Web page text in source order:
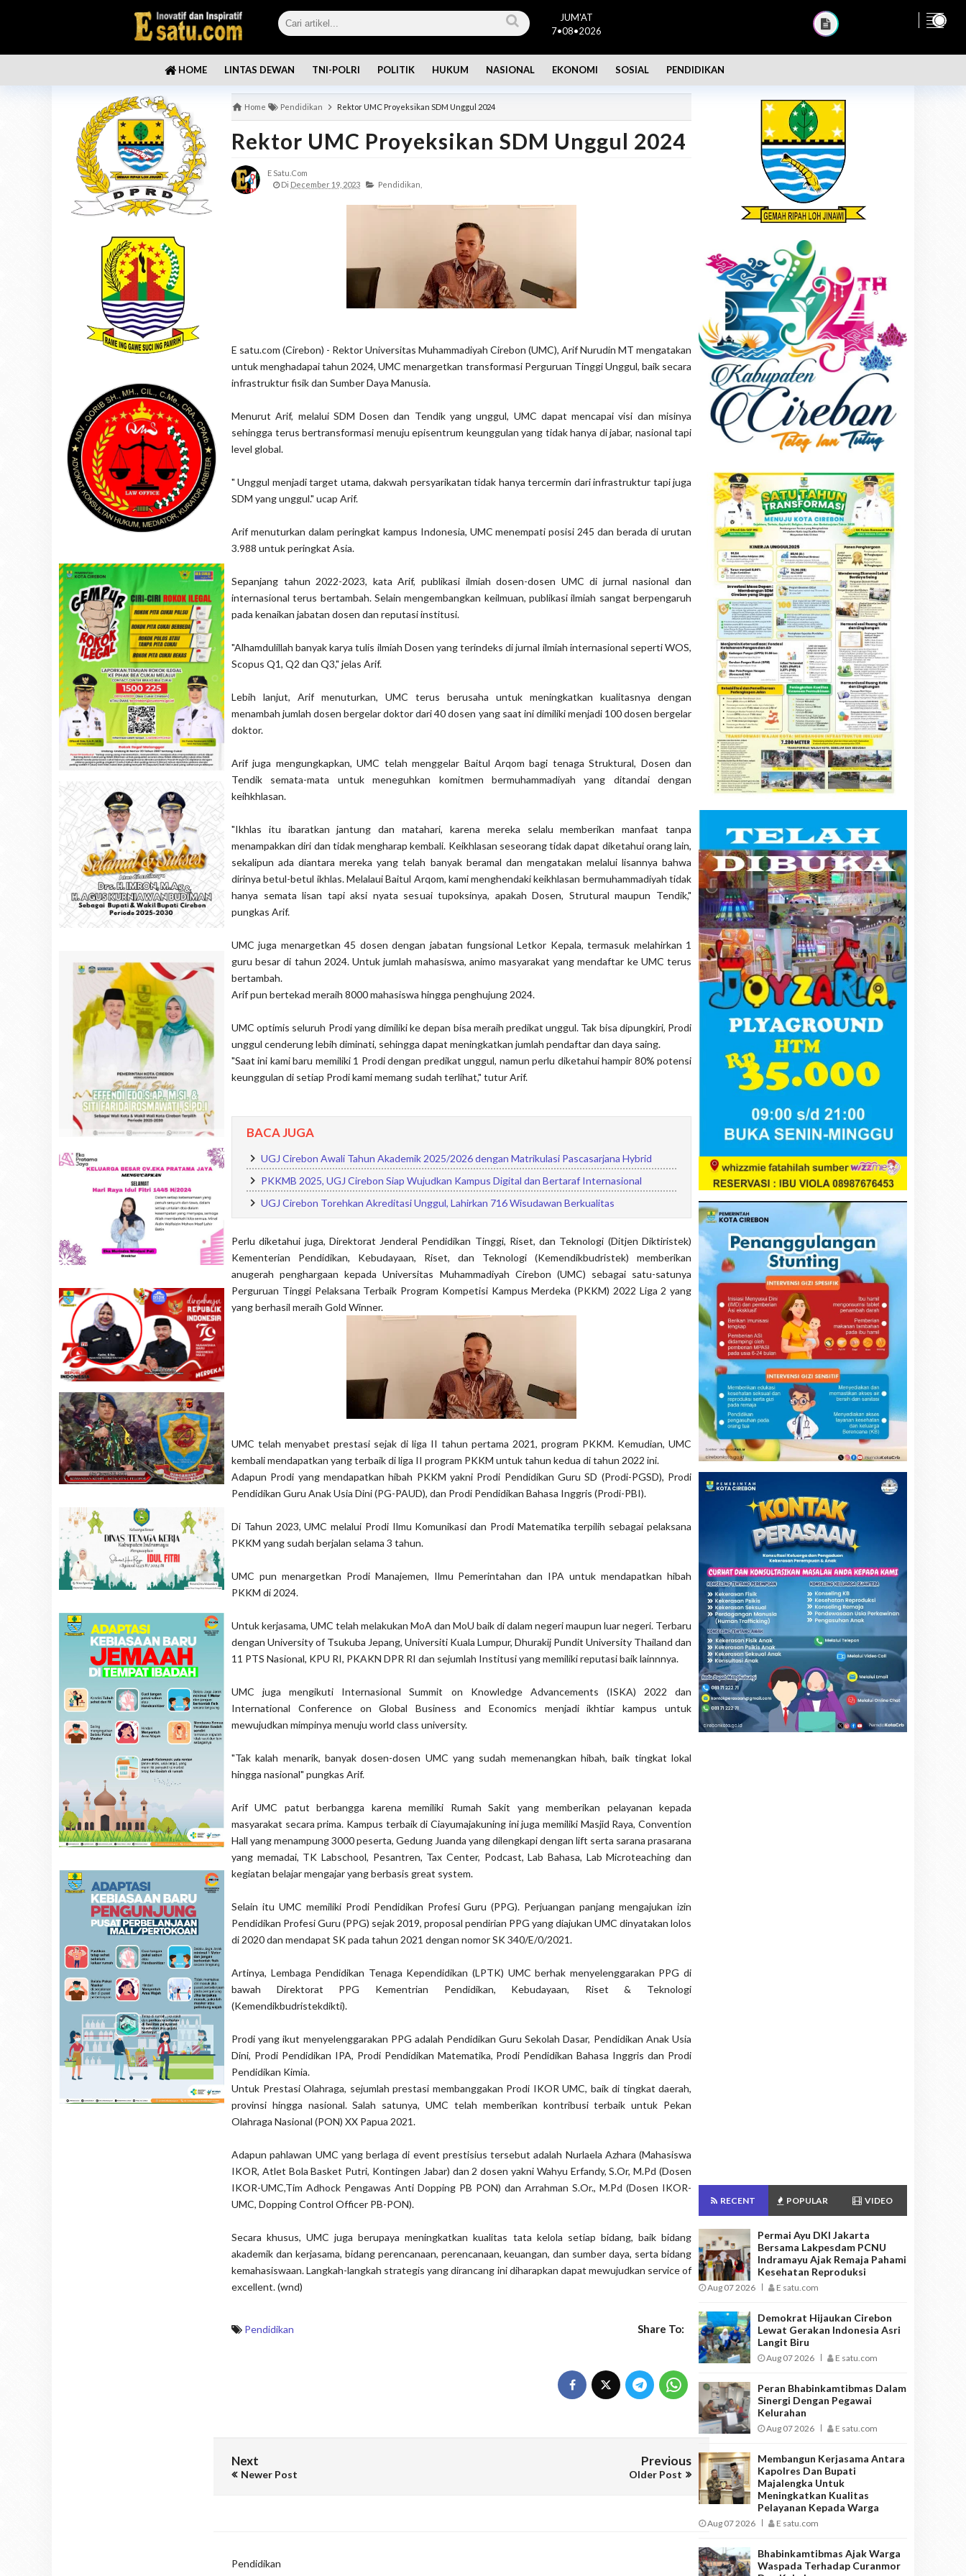
JUM'AT
7•08•2026
HOME LINTAS DEWAN TNI-POLRI POLITIK HUKUM NASIONAL EKONOMI SOSIAL PENDIDIKAN
Home Pendidikan Rektor UMC Proyeksikan SDM Unggul 2024
Rektor UMC Proyeksikan SDM Unggul 2024
E Satu.com
Di December 19, 2023 Pendidikan,
E satu.com (Cirebon) - Rektor Universitas Muhammadiyah Cirebon (UMC), Arif Nurudin MT mengatakan
untuk menghadapai tahun 2024, UMC menargetkan transformasi Perguruan Tinggi Unggul, baik secara
infrastruktur fisik dan Sumber Daya Manusia.
Menurut Arif, melalui SDM Dosen dan Tendik yang unggul, UMC dapat mencapai visi dan misinya
sehingga terus bertransformasi menuju episentrum keunggulan yang tidak hanya di jabar, nasional tapi
level global.
" Unggul menjadi target utama, dakwah persyarikatan tidak hanya tercermin dari infrastruktur tapi juga
SDM yang unggul." ucap Arif.
Arif menuturkan dalam peringkat kampus Indonesia, UMC menempati posisi 245 dan berada di urutan
3.988 untuk peringkat Asia.
Sepanjang tahun 2022-2023, kata Arif, publikasi ilmiah dosen-dosen UMC di jurnal nasional dan
internasional terus bertambah. Selain mengembangkan keilmuan, publikasi ilmiah sangat berpengaruh
pada kenaikan jabatan dosen dan reputasi institusi.
"Alhamdulillah banyak karya tulis ilmiah Dosen yang terindeks di jurnal ilmiah internasional seperti WOS,
Scopus Q1, Q2 dan Q3," jelas Arif.
Lebih lanjut, Arif menuturkan, UMC terus berusaha untuk meningkatkan kualitasnya dengan
menambah jumlah dosen bergelar doktor dari 40 dosen yang saat ini dimiliki menjadi 100 dosen bergelar
doktor.
Arif juga mengungkapkan, UMC telah menggelar Baitul Arqom bagi tenaga Struktural, Dosen dan
Tendik semata-mata untuk meneguhkan komitmen bermuhammadiyah yang ditandai dengan
keihkhlasan.
"Ikhlas itu ibaratkan jantung dan matahari, karena mereka selalu memberikan manfaat tanpa
menampakkan diri dan tidak mengharap kembali. Keikhlasan seseorang tidak dapat diketahui orang lain,
sekalipun ada diantara mereka yang telah banyak beramal dan mengatakan melalui lisannya bahwa
dirinya betul-betul ikhlas. Melalaui Baitul Arqom, kami menghendaki keikhlasan bermuhammadiyah tidak
hanya semata lisan tapi aksi nyata sesuai tupoksinya, apakah Dosen, Strutural maupun Tendik,"
pungkas Arif.
UMC juga menargetkan 45 dosen dengan jabatan fungsional Letkor Kepala, termasuk melahirkan 1
guru besar di tahun 2024. Untuk jumlah mahasiswa, animo masyarakat yang mendaftar ke UMC terus
bertambah.
Arif pun bertekad meraih 8000 mahasiswa hingga penghujung 2024.
UMC optimis seluruh Prodi yang dimiliki ke depan bisa meraih predikat unggul. Tak bisa dipungkiri, Prodi
unggul cenderung lebih diminati, sehingga dapat meningkatkan jumlah pendaftar dan daya saing.
"Saat ini kami baru memiliki 1 Prodi dengan predikat unggul, namun perlu diketahui hampir 80% potensi
keunggulan di setiap Prodi kami memang sudah terlihat," tutur Arif.
BACA JUGA
UGJ Cirebon Awali Tahun Akademik 2025/2026 dengan Matrikulasi Pascasarjana Hybrid
PKKMB 2025, UGJ Cirebon Siap Wujudkan Kampus Digital dan Bertaraf Internasional
UGJ Cirebon Torehkan Akreditasi Unggul, Lahirkan 716 Wisudawan Berkualitas
Perlu diketahui juga, Direktorat Jenderal Pendidikan Tinggi, Riset, dan Teknologi (Ditjen Diktiristek)
Kementerian Pendidikan, Kebudayaan, Riset, dan Teknologi (Kemendikbudristek) memberikan
anugerah penghargaan kepada Universitas Muhammadiyah Cirebon (UMC) sebagai satu-satunya
Perguruan Tinggi Pelaksana Terbaik Program Kompetisi Kampus Merdeka (PKKM) 2022 Liga 2 yang
yang berhasil meraih Gold Winner.
UMC telah menyabet prestasi sejak di liga II tahun pertama 2021, program PKKM. Kemudian, UMC
kembali mendapatkan yang terbaik di liga II program PKKM untuk tahun kedua di tahun 2022 ini.
Adapun Prodi yang mendapatkan hibah PKKM yakni Prodi Pendidikan Guru SD (Prodi-PGSD), Prodi
Pendidikan Guru Anak Usia Dini (PG-PAUD), dan Prodi Pendidikan Bahasa Inggris (Prodi-PBI).
Di Tahun 2023, UMC melalui Prodi Ilmu Komunikasi dan Prodi Matematika terpilih sebagai pelaksana
PKKM yang sudah berjalan selama 3 tahun.
UMC pun menargetkan Prodi Manajemen, Ilmu Pemerintahan dan IPA untuk mendapatkan hibah
PKKM di 2024.
Untuk kerjasama, UMC telah melakukan MoA dan MoU baik di dalam negeri maupun luar negeri. Terbaru
dengan University of Tsukuba Jepang, Universiti Kuala Lumpur, Dhurakij Pundit University Thailand dan
11 PTS Nasional, KPU RI, PKAKN DPR RI dan sejumlah Institusi yang memiliki reputasi baik lainnnya.
UMC juga mengikuti Internasional Summit on Knowledge Advancements (ISKA) 2022 dan
International Conference on Global Business and Economics menjadi ikhtiar kampus untuk
mewujudkan mimpinya menuju world class university.
"Tak kalah menarik, banyak dosen-dosen UMC yang sudah memenangkan hibah, baik tingkat lokal
hingga nasional" pungkas Arif.
Arif UMC patut berbangga karena memiliki Rumah Sakit yang memberikan pelayanan kepada
masyarakat secara prima. Kampus terbaik di Ciayumajakuning ini juga memiliki Masjid Raya, Convention
Hall yang menampung 3000 peserta, Gedung Juanda yang dilengkapi dengan lift serta sarana prasarana
yang memadai, TK Labschool, Pesantren, Tax Center, Podcast, Lab Bahasa, Lab Microteaching dan
kegiatan belajar mengajar yang berbasis great system.
Selain itu UMC memiliki Prodi Pendidikan Profesi Guru (PPG). Perjuangan panjang mengajukan izin
Pendidikan Profesi Guru (PPG) sejak 2019, proposal pendirian PPG yang diajukan UMC dinyatakan lolos
di 2020 dan mendapat SK pada tahun 2021 dengan nomor SK 340/E/0/2021.
Artinya, Lembaga Pendidikan Tenaga Kependidikan (LPTK) UMC berhak menyelenggarakan PPG di
bawah Direktorat PPG Kementrian Pendidikan, Kebudayaan, Riset & Teknologi
(Kemendikbudristekdikti).
Prodi yang ikut menyelenggarakan PPG adalah Pendidikan Guru Sekolah Dasar, Pendidikan Anak Usia
Dini, Prodi Pendidikan IPA, Prodi Pendidikan Matematika, Prodi Pendidikan Bahasa Inggris dan Prodi
Pendidikan Kimia.
Untuk Prestasi Olahraga, sejumlah prestasi membanggakan Prodi IKOR UMC, baik di tingkat daerah,
provinsi hingga nasional. Salah satunya, UMC telah memberikan kontribusi terbaik untuk Pekan
Olahraga Nasional (PON) XX Papua 2021.
Adapun pahlawan UMC yang berlaga di event prestisius tersebut adalah Nurlaela Azhara (Mahasiswa
IKOR, Atlet Bola Basket Putri, Kontingen Jabar) dan 2 dosen yakni Wahyu Erfandy, S.Or, M.Pd (Dosen
IKOR-UMC,Tim Adhock Pengawas Anti Dopping PB PON) dan Arrahman S.Or., M.Pd (Dosen IKOR-
UMC, Dopping Control Officer PB-PON).
Secara khusus, UMC juga berupaya meningkatkan kualitas tata kelola setiap bidang, baik bidang
akademik dan kerjasama, bidang perencanaan, perencanaan, keuangan, dan sumber daya, serta bidang
kemahasiswaan. Langkah-langkah strategis yang dirancang ini diharapkan dapat mewujudkan service of
excellent. (wnd)
Pendidikan Share To:
Next
Newer Post
Previous
Older Post
Pendidikan
RECENT POPULAR VIDEO
Permai Ayu DKI Jakarta
Bersama Lakpesdam PCNU
Indramayu Ajak Remaja Pahami
Kesehatan Reproduksi
Aug 07 2026 E satu.com
Demokrat Hijaukan Cirebon
Lewat Gerakan Indonesia Asri
Langit Biru
Aug 07 2026 E satu.com
Peran Bhabinkamtibmas Dalam
Sinergi Dengan Pegawai
Kelurahan
Aug 07 2026 E satu.com
Membangun Kerjasama Antara
Kapolres Dan Bupati
Majalengka Untuk
Meningkatkan Kualitas
Pelayanan Kepada Warga
Aug 07 2026 E satu.com
Bhabinkamtibmas Ajak Warga
Waspada Terhadap Curanmor